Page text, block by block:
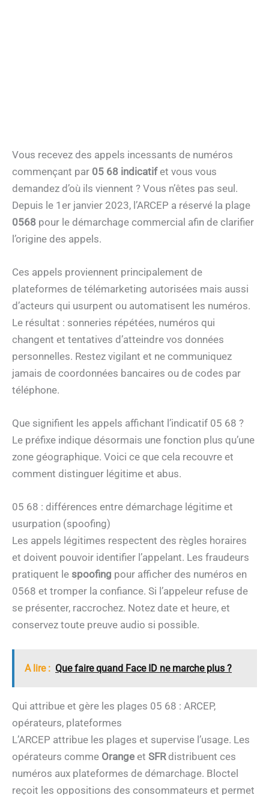
Vous recevez des appels incessants de numéros
commençant par 05 68 indicatifet vous vous
demandez d’où ils viennent ? Vous n’êtes pas seul.
Depuis le 1er janvier 2023, l’ARCEP a réservé la plage
0568 pour le démarchage commercial afin de clarifier
l’origine des appels.
Ces appels proviennent principalement de
plateformes de télémarketing autorisées mais aussi
d’acteurs qui usurpent ou automatisent les numéros.
Le résultat : sonneries répétées, numéros qui
changent et tentatives d’atteindre vos données
personnelles. Restez vigilant et ne communiquez
jamais de coordonnées bancaires ou de codes par
téléphone.
Que signifient les appels affichant l’indicatif 05 68 ?
Le préfixe indique désormais une fonction plus qu’une
zone géographique. Voici ce que cela recouvre et
comment distinguer légitime et abus.
05 68 : différences entre démarchage légitime et
usurpation (spoofing)
Les appels légitimes respectent des règles horaires
et doivent pouvoir identifier l’appelant. Les fraudeurs
pratiquent le spoofing pour afficher des numéros en
0568 et tromper la confiance. Si l’appeleur refuse de
se présenter, raccrochez. Notez date et heure, et
conservez toute preuve audio si possible.
A lire : Que faire quand Face ID ne marche plus ?
Qui attribue et gère les plages 05 68 : ARCEP,
opérateurs, plateformes
L’ARCEP attribue les plages et supervise l’usage. Les
opérateurs comme Orange et SFRdistribuent ces
numéros aux plateformes de démarchage. Bloctel
reçoit les oppositions des consommateurs et permet